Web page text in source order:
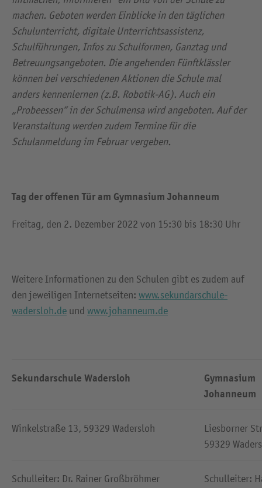
machen. Geboten werden Einblicke in den täglichen
Schulunterricht, digitale Unterrichtsassistenz,
Schulführungen, Infos zu Schulformen, Ganztag und
Betreuungsangeboten. Die angehenden Fünftklässler
können bei verschiedenen Aktionen die Schule mal
anders kennenlernen (z.B. Robotik-AG). Auch ein
„Probeessen“ in der Schulmensa wird angeboten. Auf der
Veranstaltung werden zudem Termine für die
Schulanmeldung im Februar vergeben.
Tag der offenen Tür am Gymnasium Johanneum
Freitag, den 2. Dezember 2022 von 15:30 bis 18:30 Uhr
Weitere Informationen zu den Schulen gibt es zudem auf
den jeweiligen Internetseiten: www.sekundarschule-
wadersloh.de und www.johanneum.de
Sekundarschule Wadersloh
Gymnasium
Johanneum
Winkelstraße 13, 59329 Wadersloh
Liesborner
59329
Schulleiter: Dr. Rainer Großbröhmer
Schulleiter: